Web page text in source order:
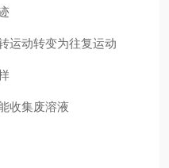
运动转变为往复运动
收集废溶液